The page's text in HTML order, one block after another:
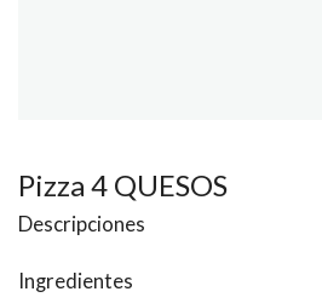
Pizza 4 QUESOS
Descripciones
Ingredientes